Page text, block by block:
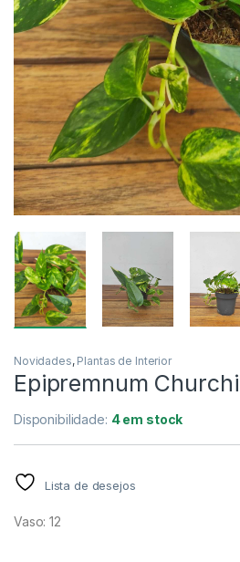
Novidades, Plantas de Interior
Epipremnum
Disponibilidade: 4 em stock
Lista de desejos
Vaso: 12